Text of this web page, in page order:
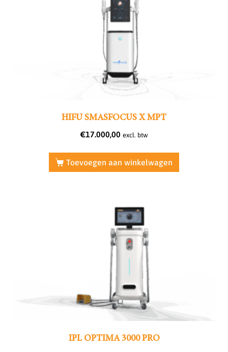
HIFU SMASFOCUS X MPT
€17.000,00 excl. btw
Toevoegen aan winkelwagen
IPL OPTIMA 3000 PRO